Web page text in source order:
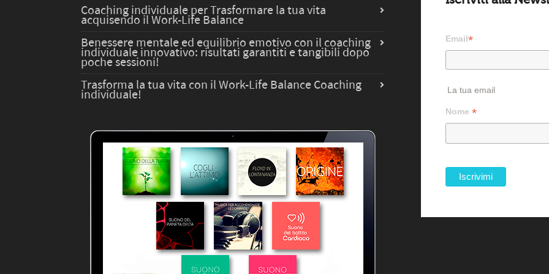
Coaching individuale per Trasformare la tua vita
acquisendo il Work-Life Balance
Benessere mentale ed equilibrio emotivo con il coaching
individuale innovativo: risultati garantiti e tangibili dopo
poche sessioni!
Trasforma la tua vita con il Work-Life Balance Coaching
individuale!
Email*
La tua email
Nome *